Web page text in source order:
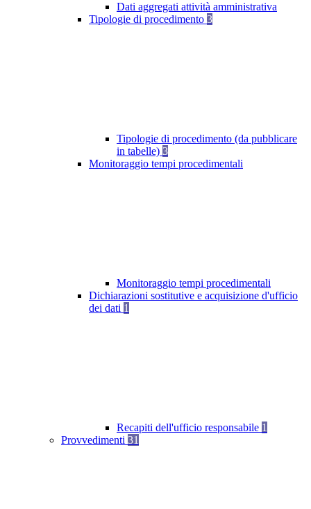
Dati aggregati attività amministrativa
Tipologie di procedimento 3
Tipologie di procedimento (da pubblicare
in tabelle) 3
Monitoraggio tempi procedimentali
Monitoraggio tempi procedimentali
Dichiarazioni sostitutive e acquisizione d'ufficio
dei dati 1
Recapiti dell'ufficio responsabile 1
Provvedimenti 31